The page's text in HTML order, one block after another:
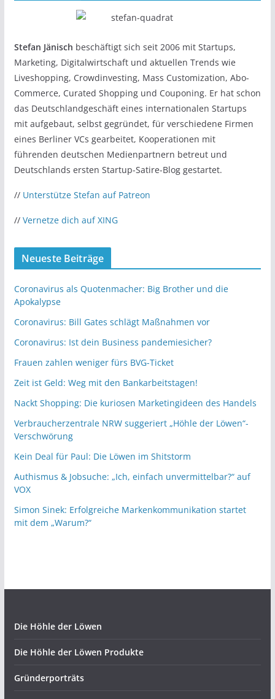
Stefan Jänisch beschäftigt sich seit 2006 mit Startups,
Marketing, Digitalwirtschaft und aktuellen Trends wie
Liveshopping, Crowdinvesting, Mass Customization, Abo-
Commerce, Curated Shopping und Couponing. Er hat schon
das Deutschlandgeschäft eines internationalen Startups
mit aufgebaut, selbst gegründet, für verschiedene Firmen
eines Berliner VCs gearbeitet, Kooperationen mit
führenden deutschen Medienpartnern betreut und
Deutschlands ersten Startup-Satire-Blog gestartet.
// Unterstütze Stefan auf Patreon
// Vernetze dich auf XING
Neueste Beiträge
Coronavirus als Quotenmacher: Big Brother und die
Apokalypse
Coronavirus: Bill Gates schlägt Maßnahmen vor
Coronavirus: Ist dein Business pandemiesicher?
Frauen zahlen weniger fürs BVG-Ticket
Zeit ist Geld: Weg mit den Bankarbeitstagen!
Nackt Shopping: Die kuriosen Marketingideen des Handels
Verbraucherzentrale NRW suggeriert „Höhle der Löwen“-
Verschwörung
Kein Deal für Paul: Die Löwen im Shitstorm
Authismus & Jobsuche: „Ich, einfach unvermittelbar?“ auf
VOX
Simon Sinek: Erfolgreiche Markenkommunikation startet
mit dem „Warum?“
Die Höhle der Löwen
Die Höhle der Löwen Produkte
Gründerporträts